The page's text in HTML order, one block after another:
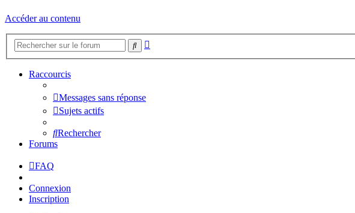
Accéder au contenu
Rechercher
Raccourcis
Messages sans réponse
Sujets actifs
Rechercher
Forums
FAQ
Connexion
Inscription